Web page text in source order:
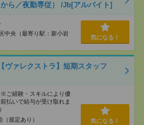
ら／夜勤専従） /Jb[アルバイト]
中央（最寄り駅：新小岩
気になる！
ヴァレクストラ】短期スタッフ
ご経験・スキルにより優
払いで給与が受け取れま
規定あり）
気になる！